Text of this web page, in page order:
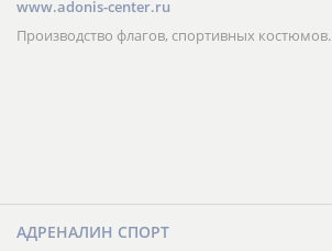
www.adonis-center.ru
Производство флагов, спортивных костюмов.
АДРЕНАЛИН СПОРТ